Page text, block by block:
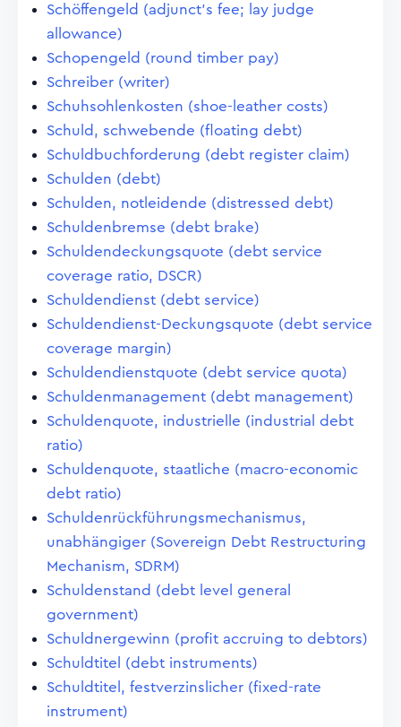
Schöffengeld (adjunct's fee; lay judge
allowance)
Schopengeld (round timber pay)
Schreiber (writer)
Schuhsohlenkosten (shoe-leather costs)
Schuld, schwebende (floating debt)
Schuldbuchforderung (debt register claim)
Schulden (debt)
Schulden, notleidende (distressed debt)
Schuldenbremse (debt brake)
Schuldendeckungsquote (debt service
coverage ratio, DSCR)
Schuldendienst (debt service)
Schuldendienst-Deckungsquote (debt service
coverage margin)
Schuldendienstquote (debt service quota)
Schuldenmanagement (debt management)
Schuldenquote, industrielle (industrial debt
ratio)
Schuldenquote, staatliche (macro-economic
debt ratio)
Schuldenrückführungsmechanismus,
unabhängiger (Sovereign Debt Restructuring
Mechanism, SDRM)
Schuldenstand (debt level general
government)
Schuldnergewinn (profit accruing to debtors)
Schuldtitel (debt instruments)
Schuldtitel, festverzinslicher (fixed-rate
instrument)